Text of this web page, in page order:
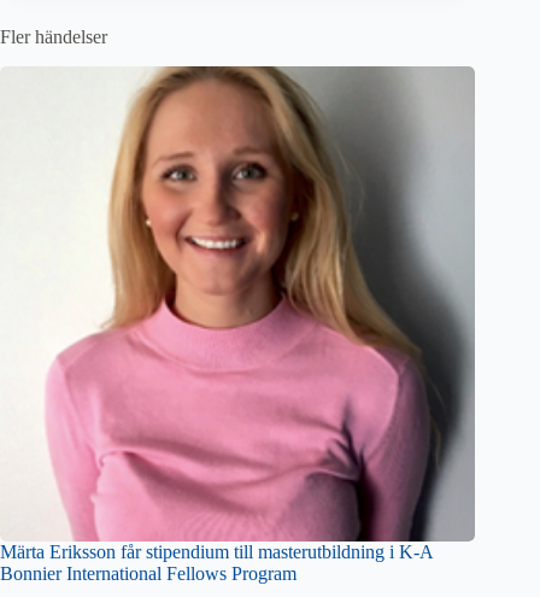
Fler händelser
Märta Eriksson får stipendium till masterutbildning i K-A
Bonnier International Fellows Program